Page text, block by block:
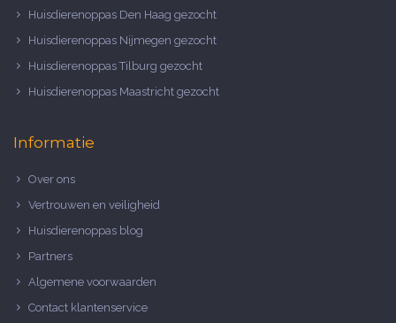
Huisdierenoppas Den Haag gezocht
Huisdierenoppas Nijmegen gezocht
Huisdierenoppas Tilburg gezocht
Huisdierenoppas Maastricht gezocht
Informatie
Over ons
Vertrouwen en veiligheid
Huisdierenoppas blog
Partners
Algemene voorwaarden
Contact klantenservice